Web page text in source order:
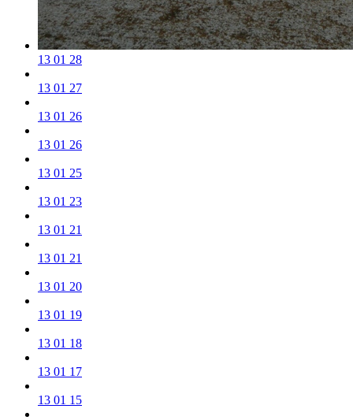
13 01 28
13 01 27
13 01 26
13 01 26
13 01 25
13 01 23
13 01 21
13 01 21
13 01 20
13 01 19
13 01 18
13 01 17
13 01 15